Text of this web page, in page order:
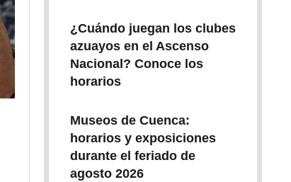
¿Cuándo juegan los clubes
azuayos en el Ascenso
Nacional? Conoce los
horarios
Museos de Cuenca:
horarios y exposiciones
durante el feriado de
agosto 2026